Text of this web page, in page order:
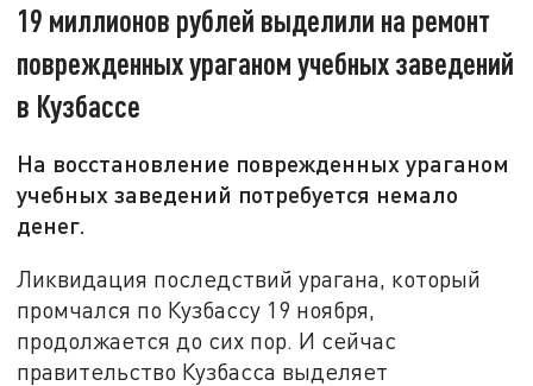
19 миллионов рублей выделили на ремонт
поврежденных ураганом учебных заведений
в Кузбассе
На восстановление поврежденных ураганом
учебных заведений потребуется немало
денег.
Ликвидация последствий урагана, который
промчался по Кузбассу 19 ноября,
продолжается до сих пор. И сейчас
правительство Кузбасса выделяет